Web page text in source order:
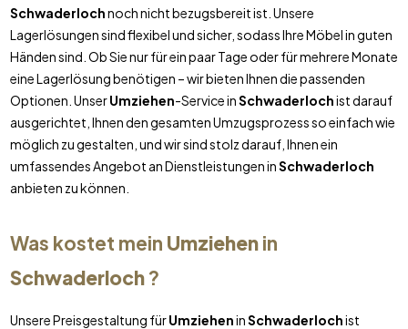
Schwaderlochnoch nicht bezugsbereit ist. Unsere
Lagerlösungen sind flexibel und sicher, sodass Ihre Möbel in guten
Händen sind. Ob Sie nur für ein paar Tage oder für mehrere Monate
eine Lagerlösung benötigen – wir bieten Ihnen die passenden
Optionen. UnserUmziehen-Service inSchwaderlochist darauf
ausgerichtet, Ihnen den gesamten Umzugsprozess so einfach wie
möglich zu gestalten, und wir sind stolz darauf, Ihnen ein
umfassendes Angebot an Dienstleistungen inSchwaderloch
anbieten zu können.
Was kostet mein Umziehenin
Schwaderloch?
Unsere Preisgestaltung fürUmzieheninSchwaderlochist